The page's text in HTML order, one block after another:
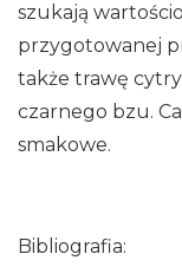
szukają
przygotowanej
także trawę
czarnego bzu.
smakowe.
Bibliografia: